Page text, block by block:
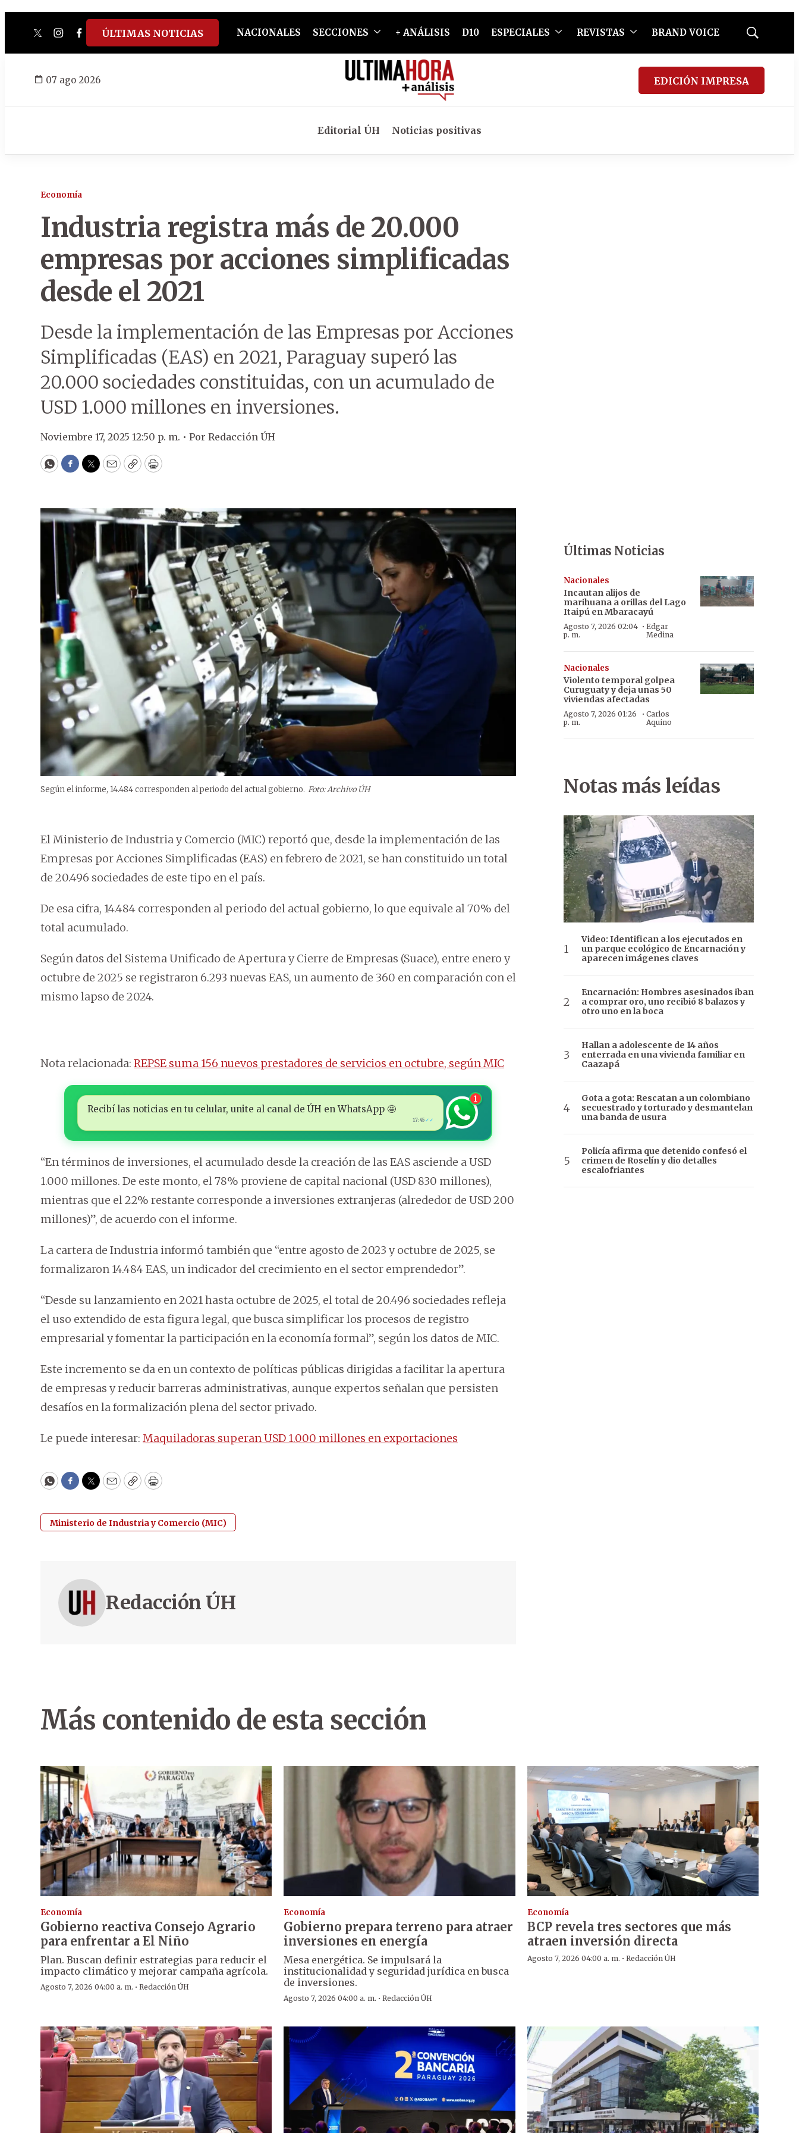
twitterinstagram
facebook
tiktokyoutube
spotify
ÚLTIMAS NOTICIAS NACIONALES SECCIONES + ANÁLISIS D10 ESPECIALES REVISTAS BRAND VOICE
Mostrar
07 ago 2026 EDICIÓN IMPRESA
Editorial ÚH Noticias positivas
Economía
Industria registra más de 20.000
empresas por acciones simplificadas
desde el 2021
Desde la implementación de las Empresas por Acciones
Simplificadas (EAS) en 2021, Paraguay superó las
20.000 sociedades constituidas, con un acumulado de
USD 1.000 millones en inversiones.
Noviembre 17, 2025 12:50 p. m. • Por Redacción ÚH
WhatsApp
Facebook
Twitter
EmailCopyPrint
Según el informe, 14.484 corresponden al periodo del actual gobierno. Foto: Archivo ÚH
El Ministerio de Industria y Comercio (MIC) reportó que, desde la implementación de las
Empresas por Acciones Simplificadas (EAS) en febrero de 2021, se han constituido un total
de 20.496 sociedades de este tipo en el país.
De esa cifra, 14.484 corresponden al periodo del actual gobierno, lo que equivale al 70% del
total acumulado.
Según datos del Sistema Unificado de Apertura y Cierre de Empresas (Suace), entre enero y
octubre de 2025 se registraron 6.293 nuevas EAS, un aumento de 360 en comparación con el
mismo lapso de 2024.
Nota relacionada: REPSE suma 156 nuevos prestadores de servicios en octubre, según MIC
Recibí las noticias en tu celular, unite al canal de ÚH en WhatsApp 🤩
17:45 ✓✓
1
“En términos de inversiones, el acumulado desde la creación de las EAS asciende a USD
1.000 millones. De este monto, el 78% proviene de capital nacional (USD 830 millones),
mientras que el 22% restante corresponde a inversiones extranjeras (alrededor de USD 200
millones)”, de acuerdo con el informe.
La cartera de Industria informó también que “entre agosto de 2023 y octubre de 2025, se
formalizaron 14.484 EAS, un indicador del crecimiento en el sector emprendedor”.
“Desde su lanzamiento en 2021 hasta octubre de 2025, el total de 20.496 sociedades refleja
el uso extendido de esta figura legal, que busca simplificar los procesos de registro
empresarial y fomentar la participación en la economía formal”, según los datos de MIC.
Este incremento se da en un contexto de políticas públicas dirigidas a facilitar la apertura
de empresas y reducir barreras administrativas, aunque expertos señalan que persisten
desafíos en la formalización plena del sector privado.
Le puede interesar: Maquiladoras superan USD 1.000 millones en exportaciones
WhatsApp
Facebook
Twitter
EmailCopyPrint
Ministerio de Industria y Comercio (MIC)
Redacción ÚH
Últimas Noticias
Nacionales
Incautan alijos de
marihuana a orillas del Lago
Itaipú en Mbaracayú
Agosto 7, 2026 02:04
p. m.
· Edgar
Medina
Nacionales
Violento temporal golpea
Curuguaty y deja unas 50
viviendas afectadas
Agosto 7, 2026 01:26
p. m.
· Carlos
Aquino
Notas más leídas
Video: Identifican a los ejecutados en
un parque ecológico de Encarnación y
aparecen imágenes claves
Encarnación: Hombres asesinados iban
a comprar oro, uno recibió 8 balazos y
otro uno en la boca
Hallan a adolescente de 14 años
enterrada en una vivienda familiar en
Caazapá
Gota a gota: Rescatan a un colombiano
secuestrado y torturado y desmantelan
una banda de usura
Policía afirma que detenido confesó el
crimen de Roselín y dio detalles
escalofriantes
Más contenido de esta sección
Economía
Gobierno reactiva Consejo Agrario
para enfrentar a El Niño
Plan. Buscan definir estrategias para reducir el
impacto climático y mejorar campaña agrícola.
Agosto 7, 2026 04:00 a. m. · Redacción ÚH
Economía
Gobierno prepara terreno para atraer
inversiones en energía
Mesa energética. Se impulsará la
institucionalidad y seguridad jurídica en busca
de inversiones.
Agosto 7, 2026 04:00 a. m. ·Redacción ÚH
Economía
BCP revela tres sectores que más
atraen inversión directa
Agosto 7, 2026 04:00 a. m. · Redacción ÚH